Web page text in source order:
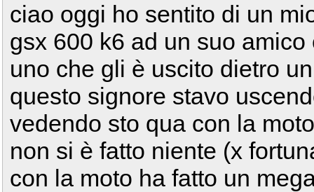
ciao oggi ho sentito di un
gsx 600 k6 ad un suo
uno che gli è uscito dietro
questo signore stavo
vedendo sto qua con la
non si è fatto niente (x
con la moto ha fatto un